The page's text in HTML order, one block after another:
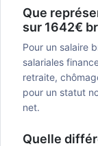
Que
sur 1642€
Pour un salaire
salariales
retraite,
pour un statut
net.
Quelle